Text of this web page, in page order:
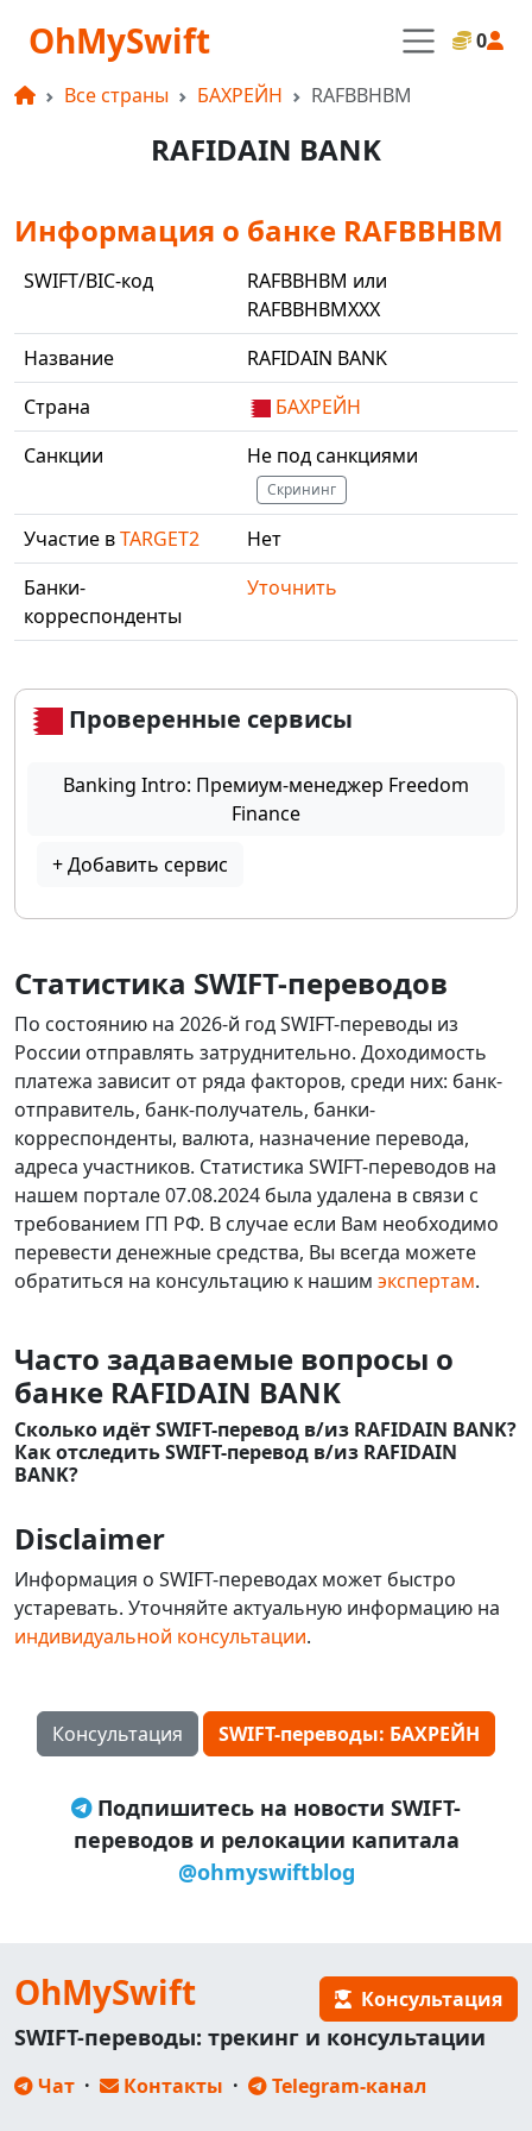
OhMySwift 0
Все страны БАХРЕЙН RAFBBHBM
RAFIDAIN BANK
Информация о банке RAFBBHBM
SWIFT/BIC-код
RAFBBHBM или
RAFBBHBMXXX
Название
RAFIDAIN BANK
Страна
БАХРЕЙН
Санкции
Не под санкциями
Скрининг
Участие вTARGET2
Нет
Банки-
корреспонденты
Уточнить
Проверенные сервисы
Banking Intro: Премиум-менеджер Freedom
Finance
+ Добавить сервис
Статистика SWIFT-переводов
По состоянию на 2026-й год SWIFT-переводы из
России отправлять затруднительно. Доходимость
платежа зависит от ряда факторов, среди них: банк-
отправитель, банк-получатель, банки-
корреспонденты, валюта, назначение перевода,
адреса участников. Статистика SWIFT-переводов на
нашем портале 07.08.2024 была удалена в связи с
требованием ГП РФ. В случае если Вам необходимо
перевести денежные средства, Вы всегда можете
обратиться на консультацию к нашим экспертам.
Часто задаваемые вопросы о
банке RAFIDAIN BANK
Сколько идёт SWIFT-перевод в/из RAFIDAIN BANK?
Как отследить SWIFT-перевод в/из RAFIDAIN
BANK?
Disclaimer
Информация о SWIFT-переводах может быстро
устаревать. Уточняйте актуальную информацию на
индивидуальной консультации.
Консультация SWIFT-переводы: БАХРЕЙН
Подпишитесь на новости SWIFT-
переводов и релокации капитала
@ohmyswiftblog
OhMySwift Консультация
SWIFT-переводы: трекинг и консультации
Чат · Контакты · Telegram-канал